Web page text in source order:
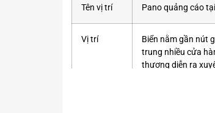
Tên vị trí Pano quảng cáo
Vị trí
Biển nằm gần nút
trung nhiều cửa
thương diễn ra